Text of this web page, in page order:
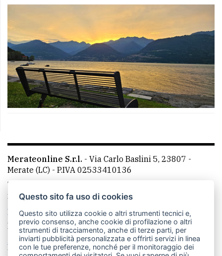
Merateonline S.r.l. - Via Carlo Baslini 5, 23807 -
Merate (LC) - P.IVA 02533410136
Telefono:
mail: redazione@leccoonline.com
La redazione
MerateOnline CasateOnline
RSS
Made by VIP
Privacy policy
Cookie policy
Questo sito fa uso di cookies
Questo sito utilizza cookie o altri strumenti tecnici e,
previo consenso, anche cookie di profilazione o altri
strumenti di tracciamento, anche di terze parti, per
inviarti pubblicità personalizzata e offrirti servizi in linea
con le tue preferenze, nonché per il monitoraggio dei